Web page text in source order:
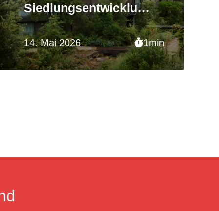
14. Mai 2026 1min
Siedlungsentwicklung
in Gemeinden